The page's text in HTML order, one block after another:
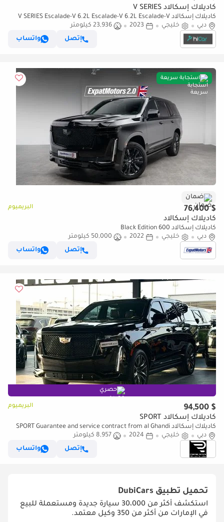
كاديلاك إسكالاد V SERIES
كاديلاك إسكالاد V SERIES Escalade-V 6.2L Escalade-V 6.2L Escalade-V
6.2Lدبي خليجي 2023
23,936 كيلومتر
إتصل
واتساب
استجابة سريعة
ضمان
$ 76,400 البريميوم
كاديلاك إسكالاد
كاديلاك إسكالاد 600 Black Edition
دبي
خليجي 2022
50,000 كيلومتر
إتصل
واتساب
حصري
$ 94,500 البريميوم
كاديلاك إسكالاد SPORT
كاديلاك إسكالاد SPORT Guarantee and service contract from al Ghandi
till 2029
دبي خليجي 2024
8,957 كيلومتر
إتصل
واتساب
تحميل تطبيق DubiCars
استكشف أكثر من 30،000 سيارة جديدة ومستعملة للبيع
في الإمارات من أكثر من 350 وكيل معتمد.